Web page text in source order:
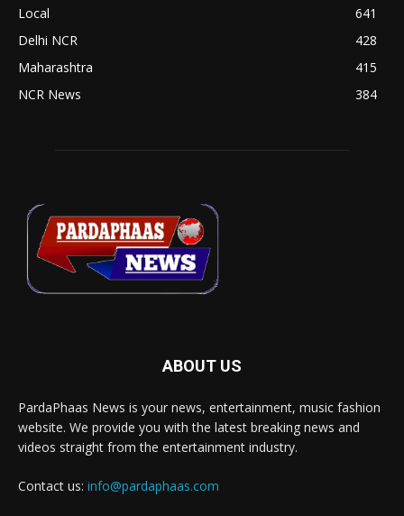
Local
641
Delhi NCR
428
Maharashtra
415
NCR News
384
ABOUT US
PardaPhaas News is your news, entertainment, music fashion
website. We provide you with the latest breaking news and
videos straight from the entertainment industry.
Contact us: info@pardaphaas.com